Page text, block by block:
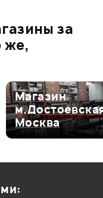
0
0
за
же,
Магазин
Москва